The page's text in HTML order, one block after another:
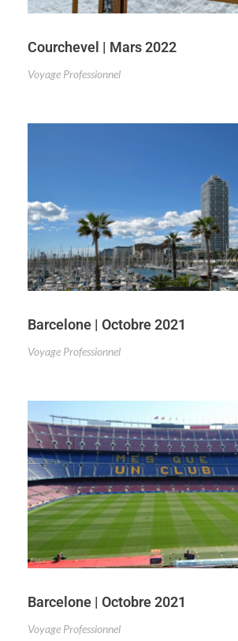
Courchevel | Mars 2022
Voyage Professionnel
Barcelone | Octobre 2021
Voyage Professionnel
Barcelone | Octobre 2021
Voyage Professionnel